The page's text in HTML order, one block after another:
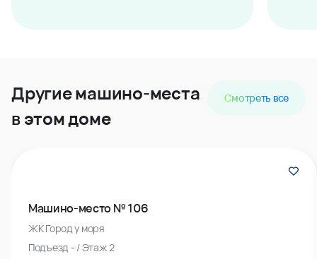
Другие машино-места
в этом доме
Смотреть все
Машино-место № 106
ЖК Город у моря
Подъезд - / Этаж 2